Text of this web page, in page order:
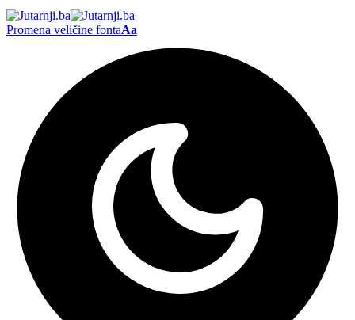
Promena veličine fontaAa